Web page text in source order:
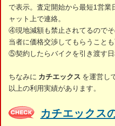
で表示。査定開始から最短1営
ャット上で連絡。
④現地減額も禁止されてるので
当者に価格交渉してもらうことも
⑤契約したらバイクを引き渡す日
ちなみに カチエックス を運営し
以上の利用実績があります。
カチエックス